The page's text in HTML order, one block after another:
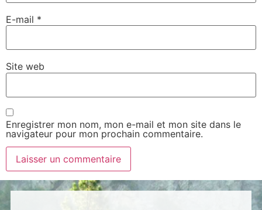
E-mail *
Site web
Enregistrer mon nom, mon e-mail et mon site dans le
navigateur pour mon prochain commentaire.